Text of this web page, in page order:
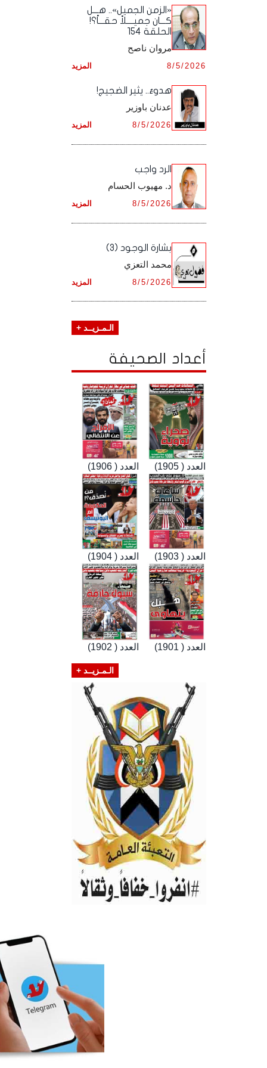
أرشيف شهر نـوفـمـبـر ,
أرشيف شهر ديـسـمـبـر ,
أرشيف شهر أكـتـوبـر ,
أرشيف شهر نـوفـمـبـر ,
أرشيف شهر ديـسـمـبـر ,
أرشيف شهر سـبـتـمـبـر ,
أرشيف شهر أكـتـوبـر ,
أرشيف شهر نـوفـمـبـر ,
أرشيف شهر ديـسـمـبـر ,
«الزمن الجميل».. هـــل
كـــان جميــــلاً حقـــاً؟!
الحلقة 154
مروان ناصح
المزيد 8/5/2026
هدوءٌ.. يثير الضجيج!
عدنان باوزير
المزيد 8/5/2026
الرد واجب
د. مهيوب الحسام
المزيد 8/5/2026
بشارة الوجود (3)
محمد التعزي
المزيد 8/5/2026
الـمـزيــد +
أعداد الصحيفة
العدد ( 1906) العدد ( 1905)
العدد ( 1904) العدد ( 1903)
العدد ( 1902) العدد ( 1901)
الـمـزيــد +